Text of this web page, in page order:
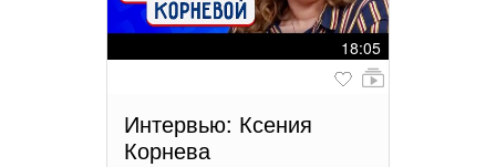
18:05
Интервью: Ксения
Корнева